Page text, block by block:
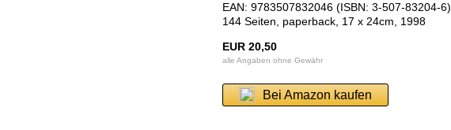
EAN: 9783507832046 (ISBN: 3-507-83204-6)
144 Seiten, paperback, 17 x 24cm, 1998
EUR 20,50
alle Angaben ohne Gewähr
Bei Amazon kaufen